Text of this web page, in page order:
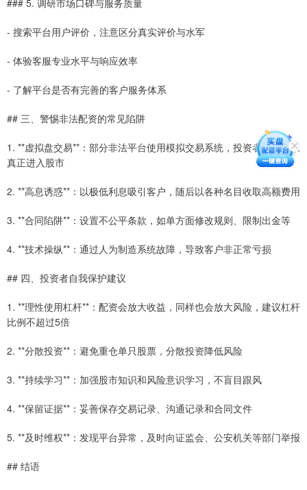
### 5. 调研市场口碑与服务质量
- 搜索平台用户评价，注意区分真实评价与水军
- 体验客服专业水平与响应效率
- 了解平台是否有完善的客户服务体系
## 三、警惕非法配资的常见陷阱
1. **虚拟盘交易**：部分非法平台使用模拟交易系统，投资者资金并未
真正进入股市
2. **高息诱惑**：以极低利息吸引客户，随后以各种名目收取高额费用
3. **合同陷阱**：设置不公平条款，如单方面修改规则、限制出金等
4. **技术操纵**：通过人为制造系统故障，导致客户非正常亏损
## 四、投资者自我保护建议
1. **理性使用杠杆**：配资会放大收益，同样也会放大风险，建议杠杆
比例不超过5倍
2. **分散投资**：避免重仓单只股票，分散投资降低风险
3. **持续学习**：加强股市知识和风险意识学习，不盲目跟风
4. **保留证据**：妥善保存交易记录、沟通记录和合同文件
5. **及时维权**：发现平台异常，及时向证监会、公安机关等部门举报
## 结语